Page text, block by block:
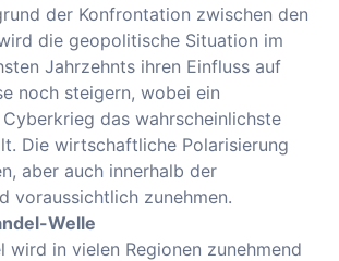
der Konfrontation zwischen den
die geopolitische Situation im
Jahrzehnts ihren Einfluss auf
noch steigern, wobei ein
das wahrscheinlichste
Die wirtschaftliche Polarisierung
aber auch innerhalb der
voraussichtlich zunehmen.
Welle
wird in vielen Regionen zunehmend